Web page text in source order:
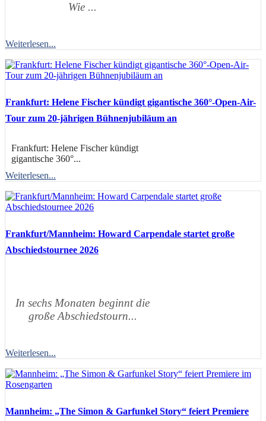
Wie ...
Weiterlesen...
Frankfurt: Helene Fischer kündigt gigantische 360°-Open-Air-
Tour zum 20-jährigen Bühnenjubiläum an
Frankfurt: Helene Fischer kündigt
gigantische 360°...
Weiterlesen...
Frankfurt/Mannheim: Howard Carpendale startet große
Abschiedstournee 2026
In sechs Monaten beginnt die
große Abschiedstourn...
Weiterlesen...
Mannheim: „The Simon & Garfunkel Story“ feiert Premiere